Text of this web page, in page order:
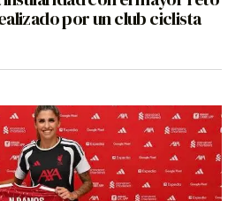
por un club ciclista